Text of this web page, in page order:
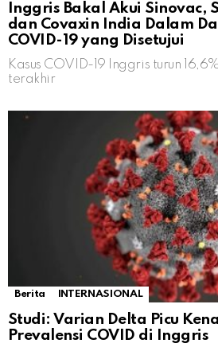
Inggris Bakal Akui Sinovac,
dan Covaxin India Dalam
COVID-19 yang Disetujui
Kasus COVID-19 Inggris turun
terakhir
Berita INTERNASIONAL
Studi: Varian Delta Picu
Prevalensi COVID di Inggris